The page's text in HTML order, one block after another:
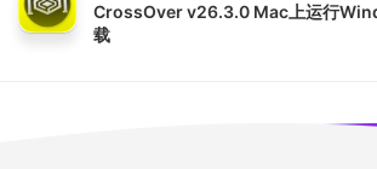
CrossOver v26.3.0 Mac上运行
载